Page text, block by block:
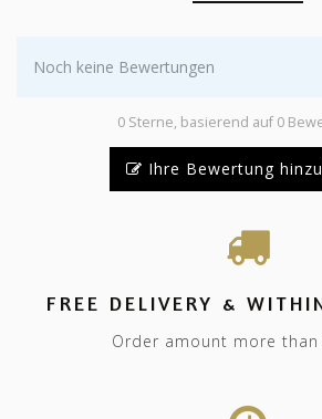
Noch keine Bewertungen
0 Sterne, basierend auf 0
Ihre Bewertung
FREE DELIVERY &
Order amount more than